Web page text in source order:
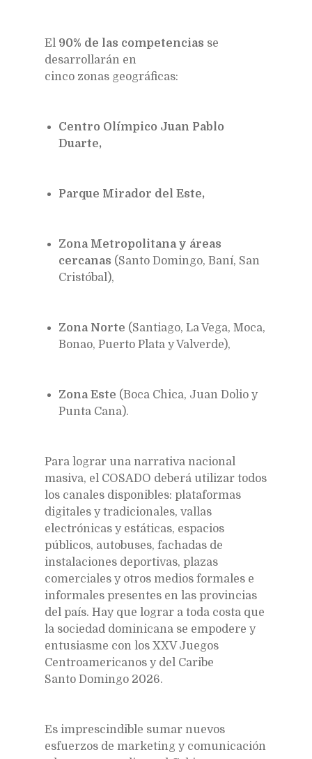
El 90% de las competencias se
desarrollarán en
cinco zonas geográficas:
Centro Olímpico Juan Pablo
Duarte,
Parque Mirador del Este,
Zona Metropolitana y áreas
cercanas (Santo Domingo, Baní, San
Cristóbal),
Zona Norte (Santiago, La Vega, Moca,
Bonao, Puerto Plata y Valverde),
Zona Este (Boca Chica, Juan Dolio y
Punta Cana).
Para lograr una narrativa nacional
masiva, el COSADO deberá utilizar todos
los canales disponibles: plataformas
digitales y tradicionales, vallas
electrónicas y estáticas, espacios
públicos, autobuses, fachadas de
instalaciones deportivas, plazas
comerciales y otros medios formales e
informales presentes en las provincias
del país. Hay que lograr a toda costa que
la sociedad dominicana se empodere y
entusiasme con los XXV Juegos
Centroamericanos y del Caribe
Santo Domingo 2026.
Es imprescindible sumar nuevos
esfuerzos de marketing y comunicación